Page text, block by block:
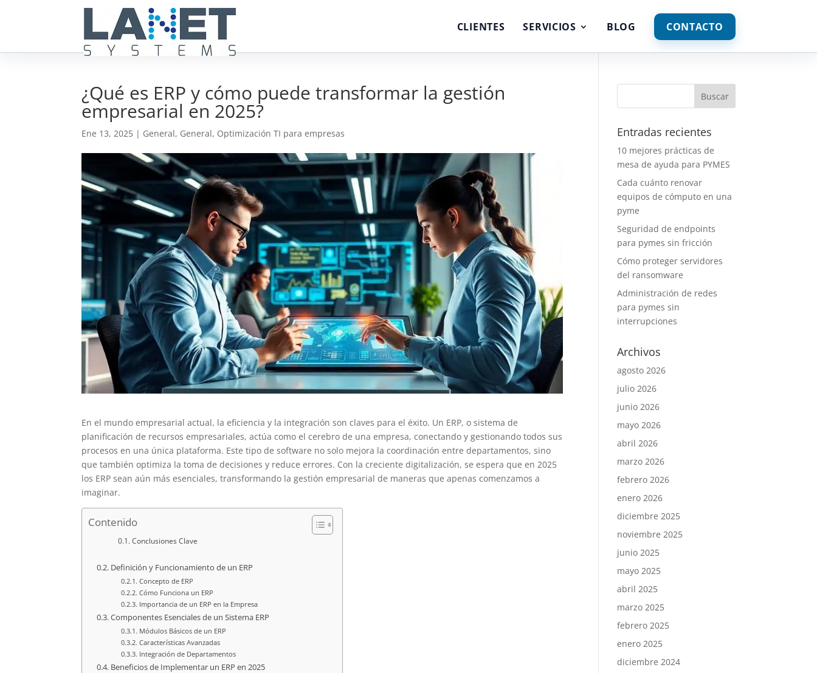
CLIENTES SERVICIOS BLOG CONTACTO
¿Qué es ERP y cómo puede transformar la gestión
empresarial en 2025?
Ene 13, 2025 | General, General, Optimización TI para empresas
En el mundo empresarial actual, la eficiencia y la integración son claves para el éxito. Un ERP, o sistema de
planificación de recursos empresariales, actúa como el cerebro de una empresa, conectando y gestionando todos sus
procesos en una única plataforma. Este tipo de software no solo mejora la coordinación entre departamentos, sino
que también optimiza la toma de decisiones y reduce errores. Con la creciente digitalización, se espera que en 2025
los ERP sean aún más esenciales, transformando la gestión empresarial de maneras que apenas comenzamos a
imaginar.
Contenido
Conclusiones Clave
Definición y Funcionamiento de un ERP
Concepto de ERP
Cómo Funciona un ERP
Importancia de un ERP en la Empresa
Componentes Esenciales de un Sistema ERP
Módulos Básicos de un ERP
Características Avanzadas
Integración de Departamentos
Beneficios de Implementar un ERP en 2025
Entradas recientes
10 mejores prácticas de
mesa de ayuda para PYMES
Cada cuánto renovar
equipos de cómputo en una
pyme
Seguridad de endpoints
para pymes sin fricción
Cómo proteger servidores
del ransomware
Administración de redes
para pymes sin
interrupciones
Archivos
agosto 2026
julio 2026
junio 2026
mayo 2026
abril 2026
marzo 2026
febrero 2026
enero 2026
diciembre 2025
noviembre 2025
junio 2025
mayo 2025
abril 2025
marzo 2025
febrero 2025
enero 2025
diciembre 2024